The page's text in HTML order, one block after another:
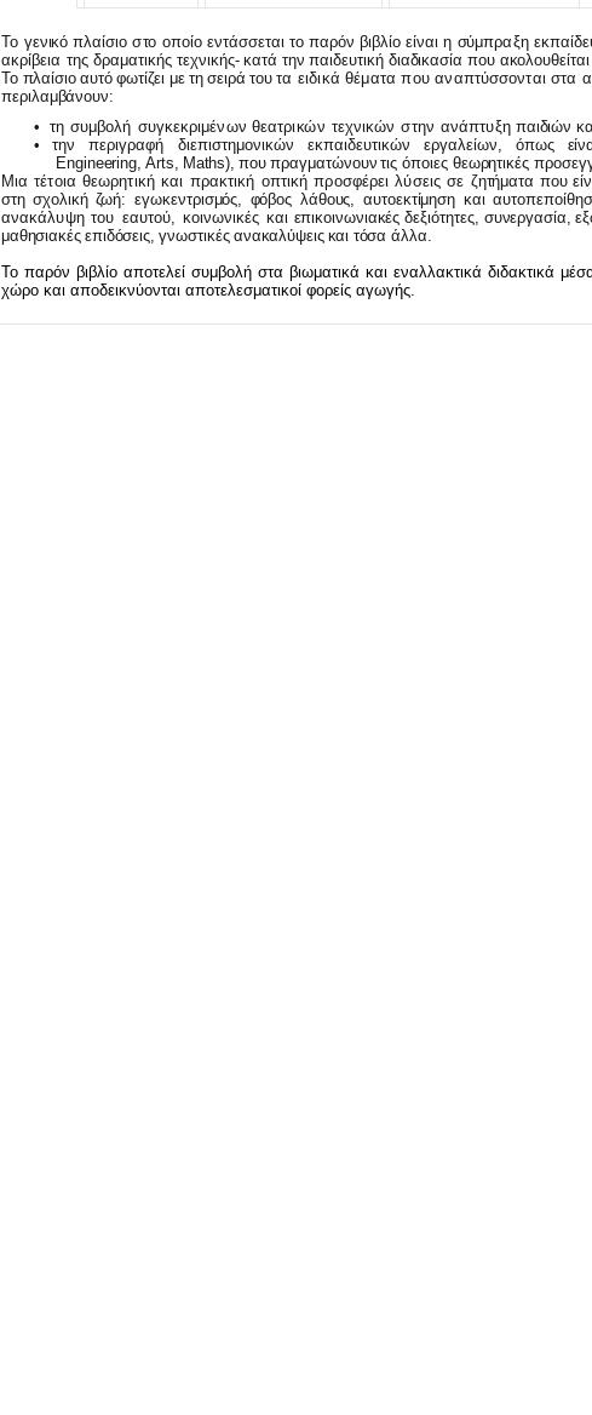
Το γενικό πλαίσιο στο οποίο εντάσσεται το παρόν βιβλίο είναι η σύμπραξη
ακρίβεια της δραματικήςτεχνικής- κατά την παιδευτικήδιαδικασία πουακολουθείται
Το πλαίσιο αυτό φωτίζει με τη σειρά τουτα ειδικά θέματα που αναπτύσσονται στα α
περιλαμβάνουν:
• τη συμβολή συγκεκριμένων θεατρικών τεχνικών στην ανάπτυξη παιδιών κα
• την περιγραφή διεπιστημονικών εκπαιδευτικών εργαλείων, όπως
Engineering, Arts, Maths), πουπραγματώνουν τις όποιες θεωρητικές προσεγ
Μιατέτοια θεωρητική και πρακτική οπτική προσφέρει λύσεις σε ζητήματα που
στη σχολική ζωή: εγωκεντρισμός, φόβος λάθους, αυτοεκτίμηση και
ανακάλυψη του εαυτού, κοινωνικές και επικοινωνιακές δεξιότητες, συνεργασία,
μαθησιακές επιδόσεις, γνωστικές ανακαλύψεις και τόσα άλλα.
Το παρόν βιβλίο αποτελεί συμβολή στα βιωματικά και εναλλακτικά διδακτικά
χώρο και αποδεικνύονται αποτελεσματικοί φορείς αγωγής.